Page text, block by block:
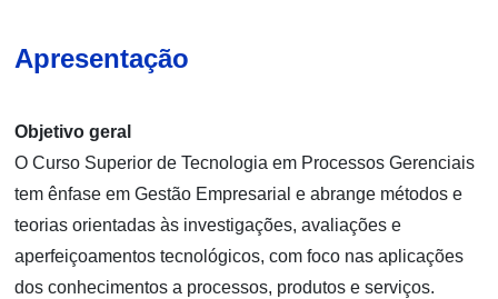
Apresentação
Objetivo geral
O Curso Superior de Tecnologia em Processos Gerenciais
tem ênfase em Gestão Empresarial e abrange métodos e
teorias orientadas às investigações, avaliações e
aperfeiçoamentos tecnológicos, com foco nas aplicações
dos conhecimentos a processos, produtos e serviços.